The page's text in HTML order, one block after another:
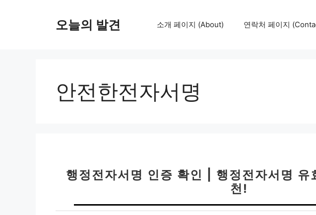
오늘의 발견 소개 페이지 (About) 연락처 페이지
안전한전자서명
행정전자서명 인증 확인 | 행정전자서명 유
천!